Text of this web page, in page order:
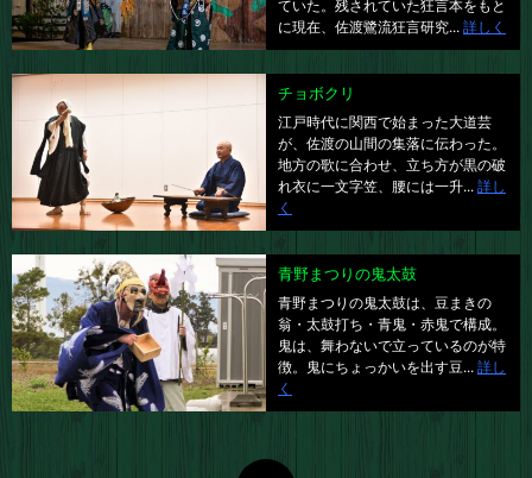
ていた。残されていた狂言本をもと
に現在、佐渡鷺流狂言研究... 詳しく
チョボクリ
江戸時代に関西で始まった大道芸
が、佐渡の山間の集落に伝わった。
地方の歌に合わせ、立ち方が黒の破
れ衣に一文字笠、腰には一升... 詳し
く
青野まつりの鬼太鼓
青野まつりの鬼太鼓は、豆まきの
翁・太鼓打ち・青鬼・赤鬼で構成。
鬼は、舞わないで立っているのが特
徴。鬼にちょっかいを出す豆... 詳し
く